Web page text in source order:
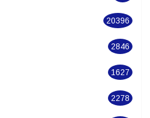
20396
2846
1627
2278